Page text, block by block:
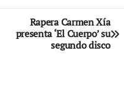
Rapera Carmen Xía
presenta ‘El Cuerpo’ su
segundo disco